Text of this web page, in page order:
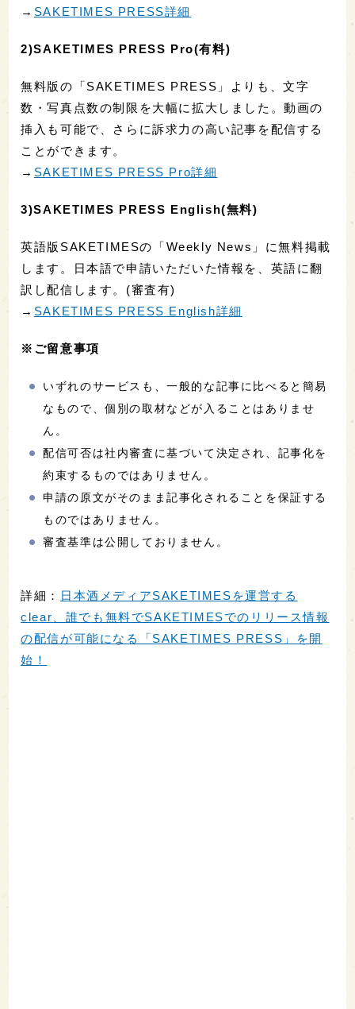
→ SAKETIMES PRESS詳細
2)SAKETIMES PRESS Pro(有料)
無料版の「SAKETIMES PRESS」よりも、文字
数・写真点数の制限を大幅に拡大しました。動画の
挿入も可能で、さらに訴求力の高い記事を配信する
ことができます。
→ SAKETIMES PRESS Pro詳細
3)SAKETIMES PRESS English(無料)
英語版SAKETIMESの「Weekly News」に無料掲載
します。日本語で申請いただいた情報を、英語に翻
訳し配信します。(審査有)
→ SAKETIMES PRESS English詳細
※ご留意事項
いずれのサービスも、一般的な記事に比べると簡易
なもので、個別の取材などが入ることはありませ
ん。
配信可否は社内審査に基づいて決定され、記事化を
約束するものではありません。
申請の原文がそのまま記事化されることを保証する
ものではありません。
審査基準は公開しておりません。
詳細： 日本酒メディアSAKETIMESを運営する
clear、誰でも無料でSAKETIMESでのリリース情報
の配信が可能になる「SAKETIMES PRESS」を開
始！